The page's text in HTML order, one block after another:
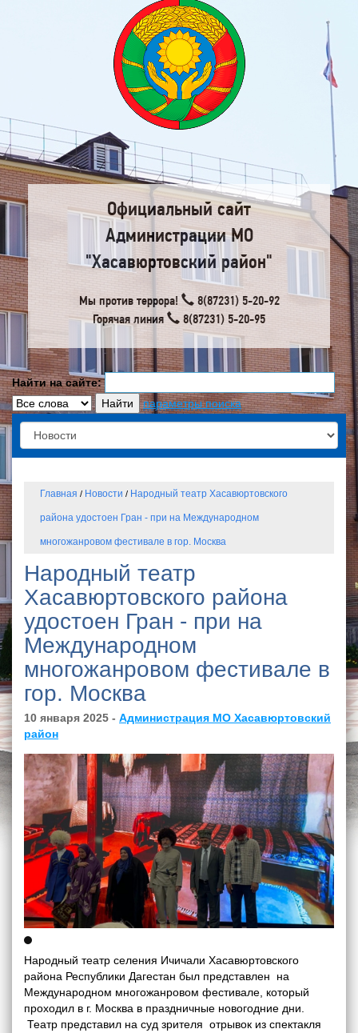
Официальный сайт
Администрации МО
"Хасавюртовский район"
Мы против террора!
8(87231) 5-20-92
Горячая линия
8(87231) 5-20-95
Найти на сайте:
параметры поиска
Главная / Новости / Народный театр Хасавюртовского
района удостоен Гран - при на Международном
многожанровом фестивале в гор. Москва
Народный театр
Хасавюртовского района
удостоен Гран - при на
Международном
многожанровом фестивале в
гор. Москва
10 января 2025 - Администрация МО Хасавюртовский
район
Народный театр селения Ичичали Хасавюртовского
района Республики Дагестан был представлен на
Международном многожанровом фестивале, который
проходил в г. Москва в праздничные новогодние дни.
Театр представил на суд зрителя отрывок из спектакля